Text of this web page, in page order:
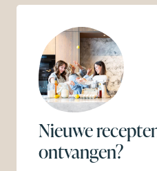
Nieuwe
ontvangen?